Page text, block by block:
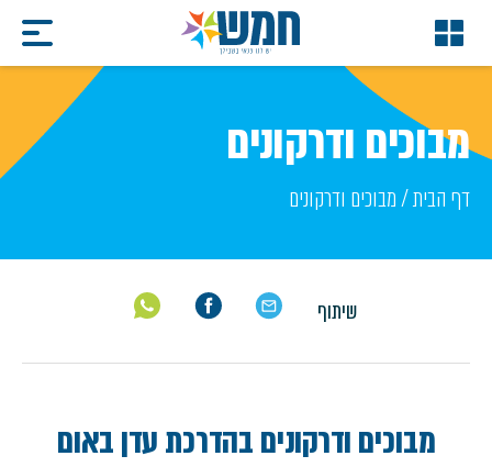
מבוכים ודרקונים
דף הבית/מבוכים ודרקונים
שיתוף
מבוכים ודרקונים בהדרכת עדן באום